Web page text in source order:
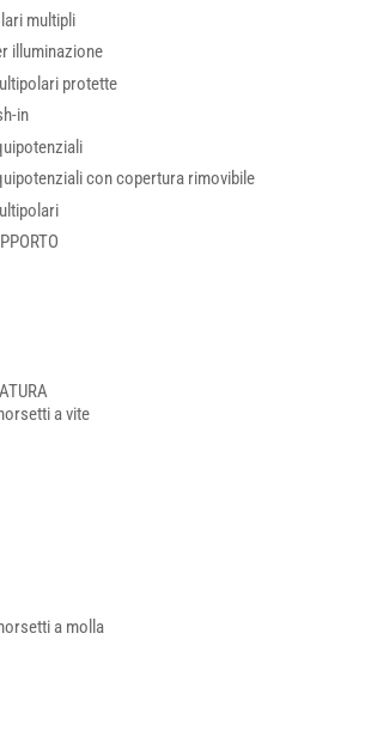
multipli
illuminazione
protette
in
con copertura rimovibile
a vite
a molla